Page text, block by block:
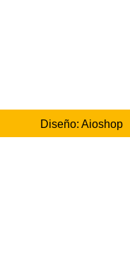
Diseño: Aioshop